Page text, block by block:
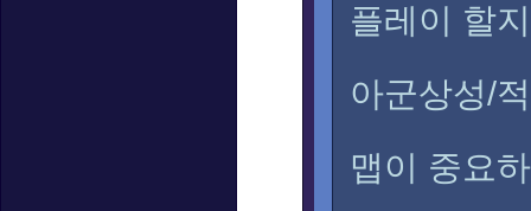
플레이 할
아군상성/
맵이 중요